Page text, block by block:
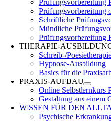
Prüfungsvorbereitung
Prüfungsvorbereitung
Schriftliche
Mündliche
Prüfungsvorbereitung
THERAPIE-
Schreib-/
Hypnose-Ausbildung
Basics für die
PRAXIS-AUFBAU
Online Selbstlernkurs
Gestaltung aus einem
WISSEN FÜR DEN
Psychische